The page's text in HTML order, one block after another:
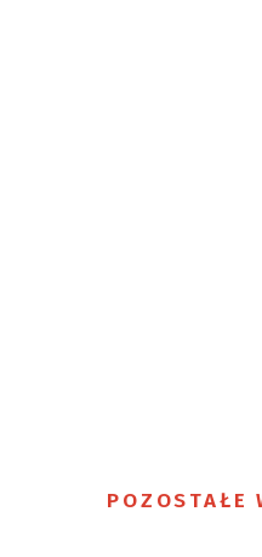
POZOSTAŁE